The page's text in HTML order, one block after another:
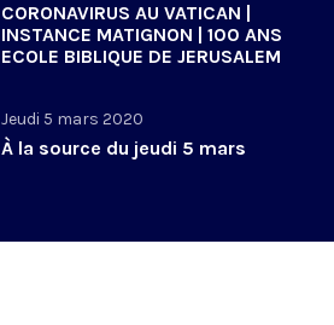
CORONAVIRUS AU VATICAN |
INSTANCE MATIGNON | 100 ANS
ECOLE BIBLIQUE DE JERUSALEM
Jeudi 5 mars 2020
À la source du jeudi 5 mars